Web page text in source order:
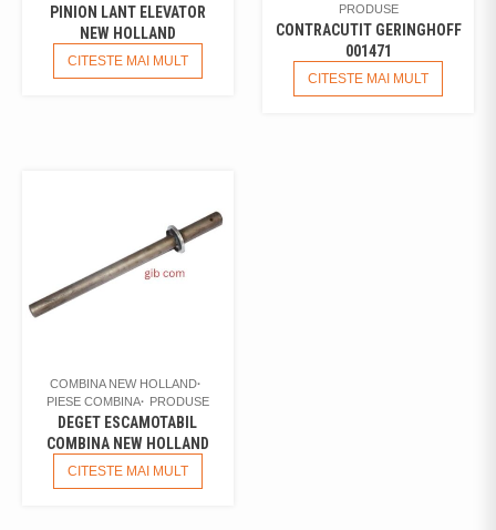
PINION LANT ELEVATOR
NEW HOLLAND
CITESTE MAI MULT
PRODUSE
CONTRACUTIT GERINGHOFF
001471
CITESTE MAI MULT
COMBINA NEW HOLLAND
PIESE COMBINA
PRODUSE
DEGET ESCAMOTABIL
COMBINA NEW HOLLAND
CITESTE MAI MULT